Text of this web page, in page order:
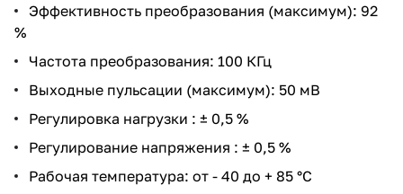
Эффективность преобразования (максимум): 92
%
Частота преобразования: 100 КГц
Выходные пульсации (максимум): 50 мВ
Регулировка нагрузки : ± 0,5 %
Регулирование напряжения : ± 0,5 %
Рабочая температура: от - 40 до + 85 °C